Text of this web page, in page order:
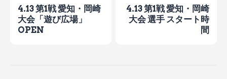
4.13 第1戦 愛知・岡崎
大会「遊び広場」
OPEN
4.13 第1戦 愛知・岡崎
大会 選手 スタート時
間